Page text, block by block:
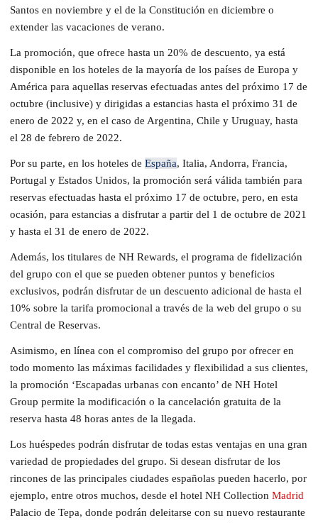
Santos en noviembre y el de la Constitución en diciembre o
extender las vacaciones de verano.
La promoción, que ofrece hasta un 20% de descuento, ya está
disponible en los hoteles de la mayoría de los países de Europa y
América para aquellas reservas efectuadas antes del próximo 17 de
octubre (inclusive) y dirigidas a estancias hasta el próximo 31 de
enero de 2022 y, en el caso de Argentina, Chile y Uruguay, hasta
el 28 de febrero de 2022.
Por su parte, en los hoteles de España, Italia, Andorra, Francia,
Portugal y Estados Unidos, la promoción será válida también para
reservas efectuadas hasta el próximo 17 de octubre, pero, en esta
ocasión, para estancias a disfrutar a partir del 1 de octubre de 2021
y hasta el 31 de enero de 2022.
Además, los titulares de NH Rewards, el programa de fidelización
del grupo con el que se pueden obtener puntos y beneficios
exclusivos, podrán disfrutar de un descuento adicional de hasta el
10% sobre la tarifa promocional a través de la web del grupo o su
Central de Reservas.
Asimismo, en línea con el compromiso del grupo por ofrecer en
todo momento las máximas facilidades y flexibilidad a sus clientes,
la promoción ‘Escapadas urbanas con encanto’ de NH Hotel
Group permite la modificación o la cancelación gratuita de la
reserva hasta 48 horas antes de la llegada.
Los huéspedes podrán disfrutar de todas estas ventajas en una gran
variedad de propiedades del grupo. Si desean disfrutar de los
rincones de las principales ciudades españolas pueden hacerlo, por
ejemplo, entre otros muchos, desde el hotel NH Collection Madrid
Palacio de Tepa, donde podrán deleitarse con su nuevo restaurante